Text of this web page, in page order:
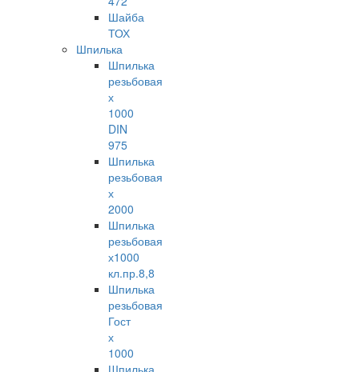
Шайба
ТОХ
Шпилька
Шпилька
резьбовая
х
1000
DIN
975
Шпилька
резьбовая
х
2000
Шпилька
резьбовая
х1000
кл.пр.8,8
Шпилька
резьбовая
Гост
х
1000